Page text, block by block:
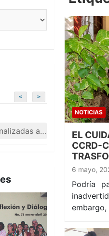
NOTICIAS
EL
CCRD-
6 mayo,
Podría
< >
emprendedores